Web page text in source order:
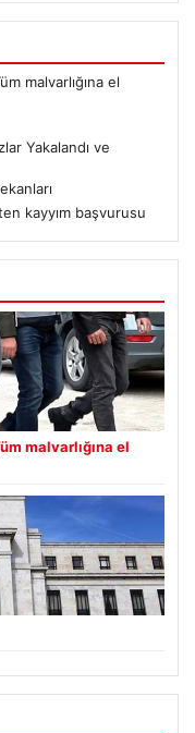
malvarlığına el
Yakalandı ve
kayyım başvurusu
malvarlığına el